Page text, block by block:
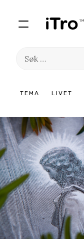
TEMA LIVET
Søk
innhold